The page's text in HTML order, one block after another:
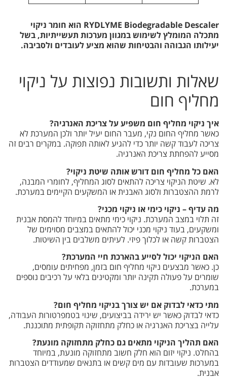
RYDLYME Biodegradable Descaler הוא חומר ניקוי
מתכלה המומלץ לשימוש במגוון מערכות תעשייתיות, בשל
יעילותו הגבוהה והבטיחות שהוא מציע לעובדים ולסביבה.
שאלות ותשובות נפוצות על ניקוי
מחליף חום
איך ניקוי מחליף חום משפיע על צריכת האנרגיה?
כאשר מחליף החום נקי, מעבר החום יעיל יותר ולכן המערכת לא
צריכה לעבוד קשה יותר כדי להגיע לאותה תפוקה. במקרים רבים זה
מסייע להפחתת צריכת האנרגיה.
האם כל מחליף חום דורש אותה שיטת ניקוי?
לא. שיטת הניקוי צריכה להתאים לסוג המחליף, לחומרי המבנה,
לרמת ההצטברות ולסוג האבנית או המשקעים הקיימים במערכת.
מה עדיף – ניקוי כימי או ניקוי מכני?
זה תלוי במצב המערכת. ניקוי כימי מתאים במיוחד להמסת אבנית
ומשקעים, בעוד ניקוי מכני יכול להתאים במצבים מסוימים של
הצטברות קשה או לכלוך פיזי. לעיתים משלבים בין השיטות.
האם הניקוי יכול לסייע בהארכת חיי המערכת?
כן. כאשר מבצעים ניקוי מחליף חום בזמן, מפחיתים עומסים,
שומרים על פעולה תקינה יותר ומקטינים בלאי על רכיבים נוספים
במערכת.
מתי כדאי לבדוק אם יש צורך בניקוי מחליף חום?
כדאי לבדוק כאשר יש ירידה בביצועים, שינוי בטמפרטורות העבודה,
עלייה בצריכת האנרגיה או כחלק מתחזוקה תקופתית מתוכננת.
האם תהליך הניקוי מתאים גם כחלק מתחזוקה מונעת?
בהחלט. ניקוי יזום הוא חלק חשוב מתחזוקה מונעת, במיוחד
במערכות שעובדות עם מים קשים או בתנאים שמעודדים הצטברות
אבנית.